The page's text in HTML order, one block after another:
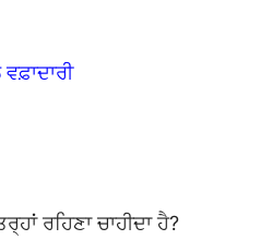
ਰਹਿਣਾ ਚਾਹੀਦਾ ਹੈ?